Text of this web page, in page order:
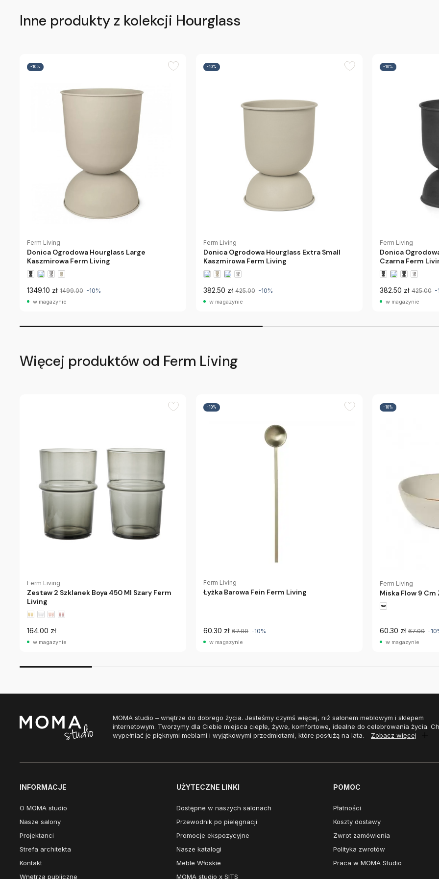
Inne produkty z kolekcji Hourglass
-10%
Ferm Living
Donica Ogrodowa Hourglass Large
Kaszmirowa Ferm Living
1349.10 zł 1499.00 -10%
w magazynie
-10%
Ferm Living
Donica Ogrodowa Hourglass Extra Small
Kaszmirowa Ferm Living
382.50 zł 425.00 -10%
w magazynie
-10%
Ferm Living
Donica
Czarna Ferm
382.50 zł 425.00 -
w magazynie
Więcej produktów od Ferm Living
Ferm Living
Zestaw 2 Szklanek Boya 450 Ml Szary Ferm
Living
164.00 zł
w magazynie
-10%
Ferm Living
Łyżka Barowa Fein Ferm Living
60.30 zł 67.00 -10%
w magazynie
-10%
Ferm Living
Miska Flow 9 Cm
60.30 zł 67.00 -
w magazynie
MOMA studio – wnętrze do dobrego życia. Jesteśmy czymś więcej, niż salonem meblowym i sklepem
internetowym. Tworzymy dla Ciebie miejsca ciepłe, żywe, komfortowe, idealne do celebrowania życia.
wypełniać je pięknymi meblami i wyjątkowymi przedmiotami, które posłużą na lata.
Zobacz więcej
INFORMACJE
O MOMA studio
Nasze salony
Projektanci
Strefa architekta
Kontakt
Wnętrza publiczne
UŻYTECZNE LINKI
Dostępne w naszych salonach
Przewodnik po pielęgnacji
Promocje ekspozycyjne
Nasze katalogi
Meble Włoskie
MOMA studio x SITS
POMOC
Płatności
Koszty dostawy
Zwrot zamówienia
Polityka zwrotów
Praca w MOMA Studio